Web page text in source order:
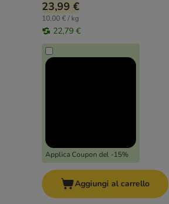
23,99 €
10,00 € / kg
22,79 €
Applica Coupon del -15%
Aggiungi al carrello